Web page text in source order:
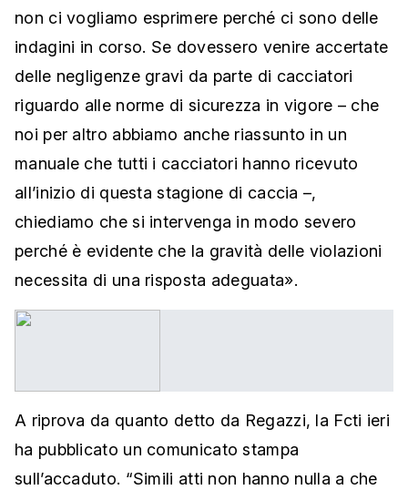
non ci vogliamo esprimere perché ci sono delle
indagini in corso. Se dovessero venire accertate
delle negligenze gravi da parte di cacciatori
riguardo alle norme di sicurezza in vigore – che
noi per altro abbiamo anche riassunto in un
manuale che tutti i cacciatori hanno ricevuto
all’inizio di questa stagione di caccia –,
chiediamo che si intervenga in modo severo
perché è evidente che la gravità delle violazioni
necessita di una risposta adeguata».
A riprova da quanto detto da Regazzi, la Fcti ieri
ha pubblicato un comunicato stampa
sull’accaduto. “Simili atti non hanno nulla a che